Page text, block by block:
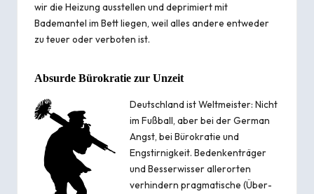
wir die Heizung ausstellen und deprimiert mit
Bademantel im Bett liegen, weil alles andere entweder
zu teuer oder verboten ist.
Absurde Bürokratie zur Unzeit
Deutschland ist Weltmeister: Nicht
im Fußball, aber bei derGerman
Angst, bei Bürokratie und
Engstirnigkeit. Bedenken­träger
und Besser­wisser aller­orten
verhindern prag­matische (Über­